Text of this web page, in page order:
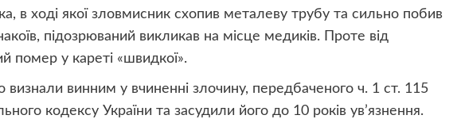
в ході якої зловмисник схопив металеву трубу та сильно побив
підозрюваний викликав на місце медиків. Проте від
помер у кареті «швидкої».
винним у вчиненні злочину, передбаченого ч. 1 ст. 115
кодексу України та засудили його до 10 років ув’язнення.